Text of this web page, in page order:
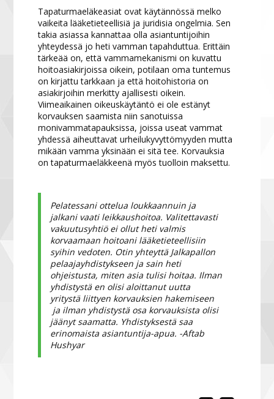
Tapaturmaeläkeasiat ovat käytännössä melko
vaikeita lääketieteellisiä ja juridisia ongelmia. Sen
takia asiassa kannattaa olla asiantuntijoihin
yhteydessä jo heti vamman tapahduttua. Erittäin
tärkeää on, että vammamekanismi on kuvattu
hoitoasiakirjoissa oikein, potilaan oma tuntemus
on kirjattu tarkkaan ja että hoitohistoria on
asiakirjoihin merkitty ajallisesti oikein.
Viimeaikainen oikeuskäytäntö ei ole estänyt
korvauksen saamista niin sanotuissa
monivammatapauksissa, joissa useat vammat
yhdessä aiheuttavat urheilukyvyttömyyden mutta
mikään vamma yksinään ei sitä tee. Korvauksia
on tapaturmaeläkkeenä myös tuolloin maksettu.
Pelatessani ottelua loukkaannuin ja
jalkani vaati leikkaushoitoa. Valitettavasti
vakuutusyhtiö ei ollut heti valmis
korvaamaan hoitoani lääketieteellisiin
syihin vedoten. Otin yhteyttä Jalkapallon
pelaajayhdistykseen ja sain heti
ohjeistusta, miten asia tulisi hoitaa. Ilman
yhdistystä en olisi aloittanut uutta
yritystä liittyen korvauksien hakemiseen
ja ilman yhdistystä osa korvauksista olisi
jäänyt saamatta. Yhdistyksestä saa
erinomaista asiantuntija-apua. -Aftab
Hushyar